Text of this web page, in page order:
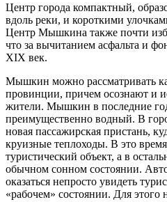
Центр города компактный,
вдоль реки, и короткими
Центр Мышкина также почти
что за вычитанием асфальта и
XIX век.
Мышкин можно рассматривать
провинции, причем осознают и
жители. Мышкин в последние
преимущественно водный. В
новая пассажирская пристань,
круизные теплоходы. В это
туристический объект, а в
обычном сонном состоянии.
оказаться непросто увидеть
«рабочем» состоянии. Для этого